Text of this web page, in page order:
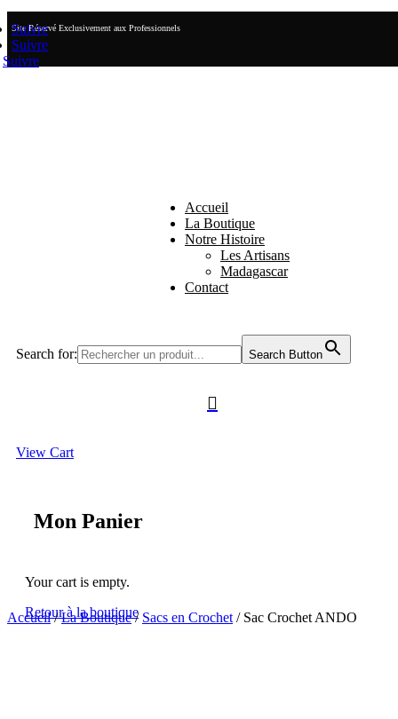
Site Réservé Exclusivement aux Professionnels
Suivre
Suivre
Suivre
Accueil
La Boutique
Notre Histoire
Les Artisans
Madagascar
Contact
Search for: Search Button

View Cart
Mon Panier
Your cart is empty.
Retour à la boutique
Accueil/La Boutique/ Sacs en Crochet / Sac Crochet ANDO